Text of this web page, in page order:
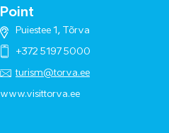
Point
Puiestee 1, Tõrva
+372 5197 5000
turism@torva.ee
www.visittorva.ee